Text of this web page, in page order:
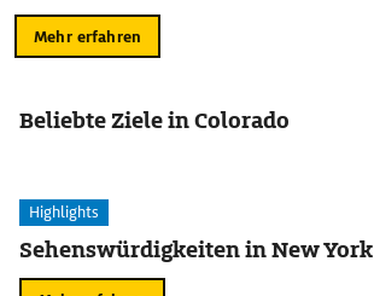
Mehr erfahren
Beliebte Ziele in Colorado
Highlights
Sehenswürdigkeiten in New York